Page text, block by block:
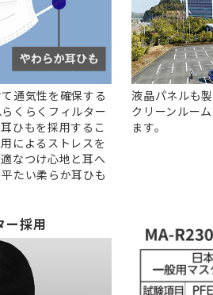
通気性を確保する
くらくフィルター
ひもを採用するこ
によるストレスを
なつけ心地と耳へ
たい柔らか耳ひも
液晶パネルも
クリーンルー
ます。
ー採用